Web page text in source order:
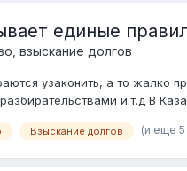
единые
взыскание долгов
узаконить, а то
и.т.д В
Взыскание долгов (и еще 5